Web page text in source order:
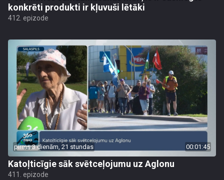
konkrēti produkti ir kļuvuši lētāki
412. epizode
pirms 3 dienām, 21 stundas 00:01:45
Katoļticīgie sāk svētceļojumu uz Aglonu
411. epizode